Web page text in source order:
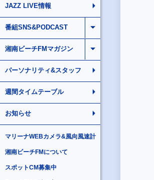
JAZZ LIVE情報
番組SNS&PODCAST
湘南ビーチFMマガジン
パーソナリティ&スタッフ
週間タイムテーブル
お知らせ
マリーナWEBカメラ&風向風速計
湘南ビーチFMについて
スポットCM募集中